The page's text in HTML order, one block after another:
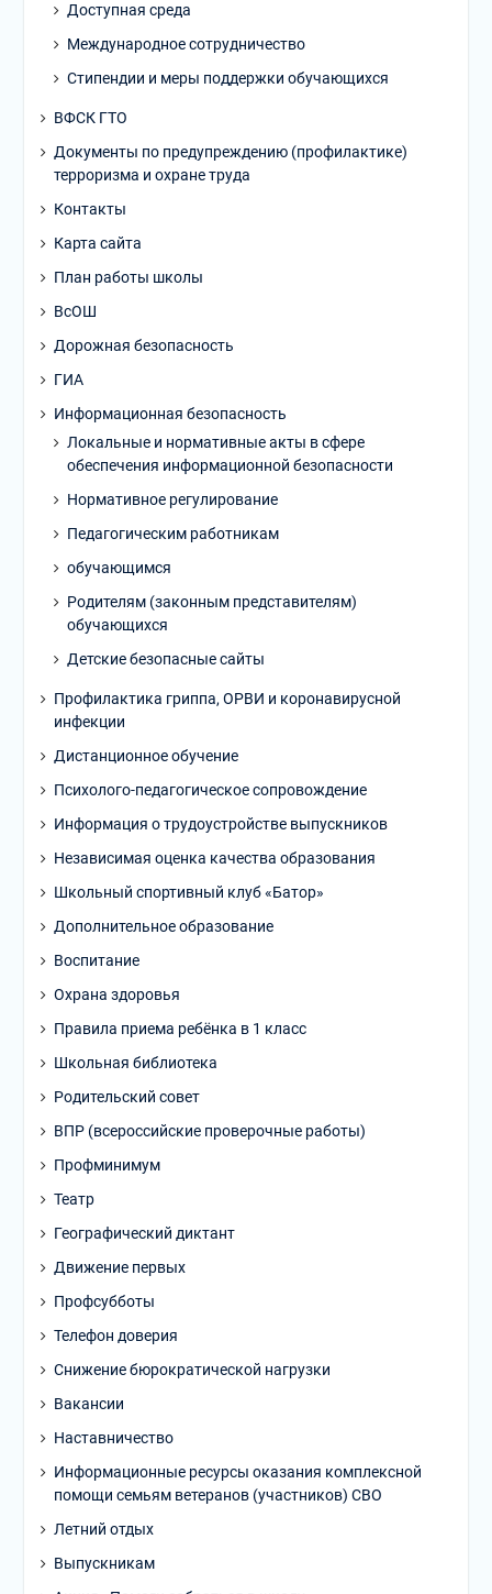
Доступная среда
Международное сотрудничество
Стипендии и меры поддержки обучающихся
ВФСК ГТО
Документы по предупреждению (профилактике)
терроризма и охране труда
Контакты
Карта сайта
План работы школы
ВсОШ
Дорожная безопасность
ГИА
Информационная безопасность
Локальные и нормативные акты в сфере
обеспечения информационной безопасности
Нормативное регулирование
Педагогическим работникам
обучающимся
Родителям (законным представителям)
обучающихся
Детские безопасные сайты
Профилактика гриппа, ОРВИ и коронавирусной
инфекции
Дистанционное обучение
Психолого-педагогическое сопровождение
Информация о трудоустройстве выпускников
Независимая оценка качества образования
Школьный спортивный клуб «Батор»
Дополнительное образование
Воспитание
Охрана здоровья
Правила приема ребёнка в 1 класс
Школьная библиотека
Родительский совет
ВПР (всероссийские проверочные работы)
Профминимум
Театр
Географический диктант
Движение первых
Профсубботы
Телефон доверия
Снижение бюрократической нагрузки
Вакансии
Наставничество
Информационные ресурсы оказания комплексной
помощи семьям ветеранов (участников) СВО
Летний отдых
Выпускникам